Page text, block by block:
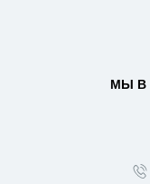
МЫ В